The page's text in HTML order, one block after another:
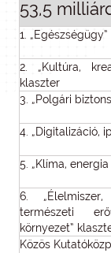
53,5
1.
2. „Kultúra,
klaszter
3. „Polgári
4. „Digitalizáció,
5. „Klíma,
6.
természeti
környezet”
Közös